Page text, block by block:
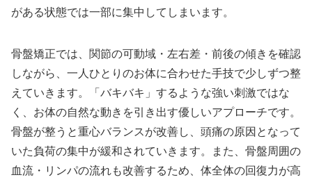
がある状態では一部に集中してしまいます。
骨盤矯正では、関節の可動域・左右差・前後の傾きを確認
しながら、一人ひとりのお体に合わせた手技で少しずつ整
えていきます。「バキバキ」するような強い刺激ではな
く、お体の自然な動きを引き出す優しいアプローチです。
骨盤が整うと重心バランスが改善し、頭痛の原因となって
いた負荷の集中が緩和されていきます。また、骨盤周囲の
血流・リンパの流れも改善するため、体全体の回復力が高